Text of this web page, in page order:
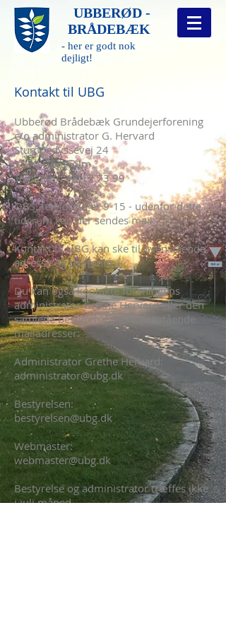
UBBERØD -
BRÅDEBÆK
- her er godt nok
dejligt!
Kontakt til UBG
Ubberød Brådebæk Grundejerforening
c/o administrator G. Hervard
Stumpedyssevej 24
2970 Hørsholm
Telefonnr.48 17 73 99
OBS! telefontid er 9-15 - udenfor dette
tidsrum kan der sendes mail.
Kontakt til UBG kan ske til ovenstående
adresse og telefonnr.
Du kan også kontakte foreningens
administrator Grethe Hervard eller den
samlede bestyrelse via nedenstående
mailadresser:
Administrator Grethe Hervard:
administrator@ubg.dk
Bestyrelsen:
bestyrelsen@ubg.dk
Webmaster:
webmaster@ubg.dk
Bestyrelse og administrator træffes ikke
i juli måned.